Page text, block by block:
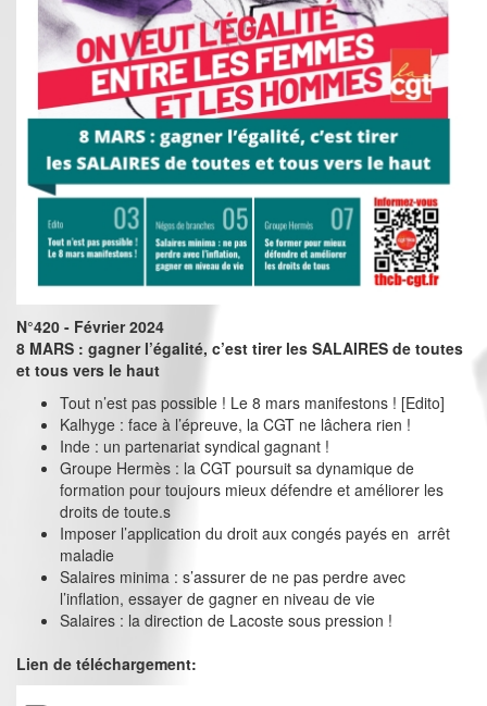
N°420 - Février 2024
8 MARS : gagner l’égalité, c’est tirer les SALAIRES de toutes
et tous vers le haut
Tout n’est pas possible ! Le 8 mars manifestons ! [Edito]
Kalhyge : face à l’épreuve, la CGT ne lâchera rien !
Inde : un partenariat syndical gagnant !
Groupe Hermès : la CGT poursuit sa dynamique de
formation pour toujours mieux défendre et améliorer les
droits de toute.s
Imposer l’application du droit aux congés payés en arrêt
maladie
Salaires minima : s’assurer de ne pas perdre avec
l’inflation, essayer de gagner en niveau de vie
Salaires : la direction de Lacoste sous pression !
Lien de téléchargement: